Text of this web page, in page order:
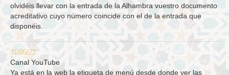
olvidéis llevar con la entrada de la Alhambra vuestro documento
acreditativo cuyo número coincide con el de la entrada que
disponéis.
31/05/22
Canal YouTube
Ya está en la web la etiqueta de menú desde donde ver las